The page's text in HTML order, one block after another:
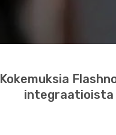
Kokemuksia
integraatioista